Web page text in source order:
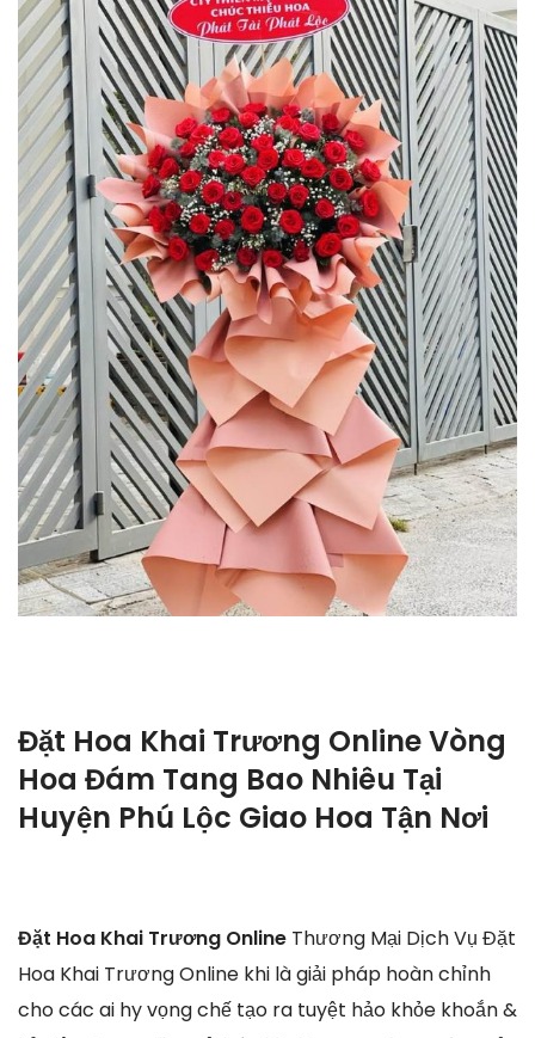
Đặt Hoa Khai Trương Online Vòng
Hoa Đám Tang Bao Nhiêu Tại
Huyện Phú Lộc Giao Hoa Tận Nơi
Đặt Hoa Khai Trương Online Thương Mại Dịch Vụ Đặt
Hoa Khai Trương Online khi là giải pháp hoàn chỉnh
cho các ai hy vọng chế tạo ra tuyệt hảo khỏe khoắn &